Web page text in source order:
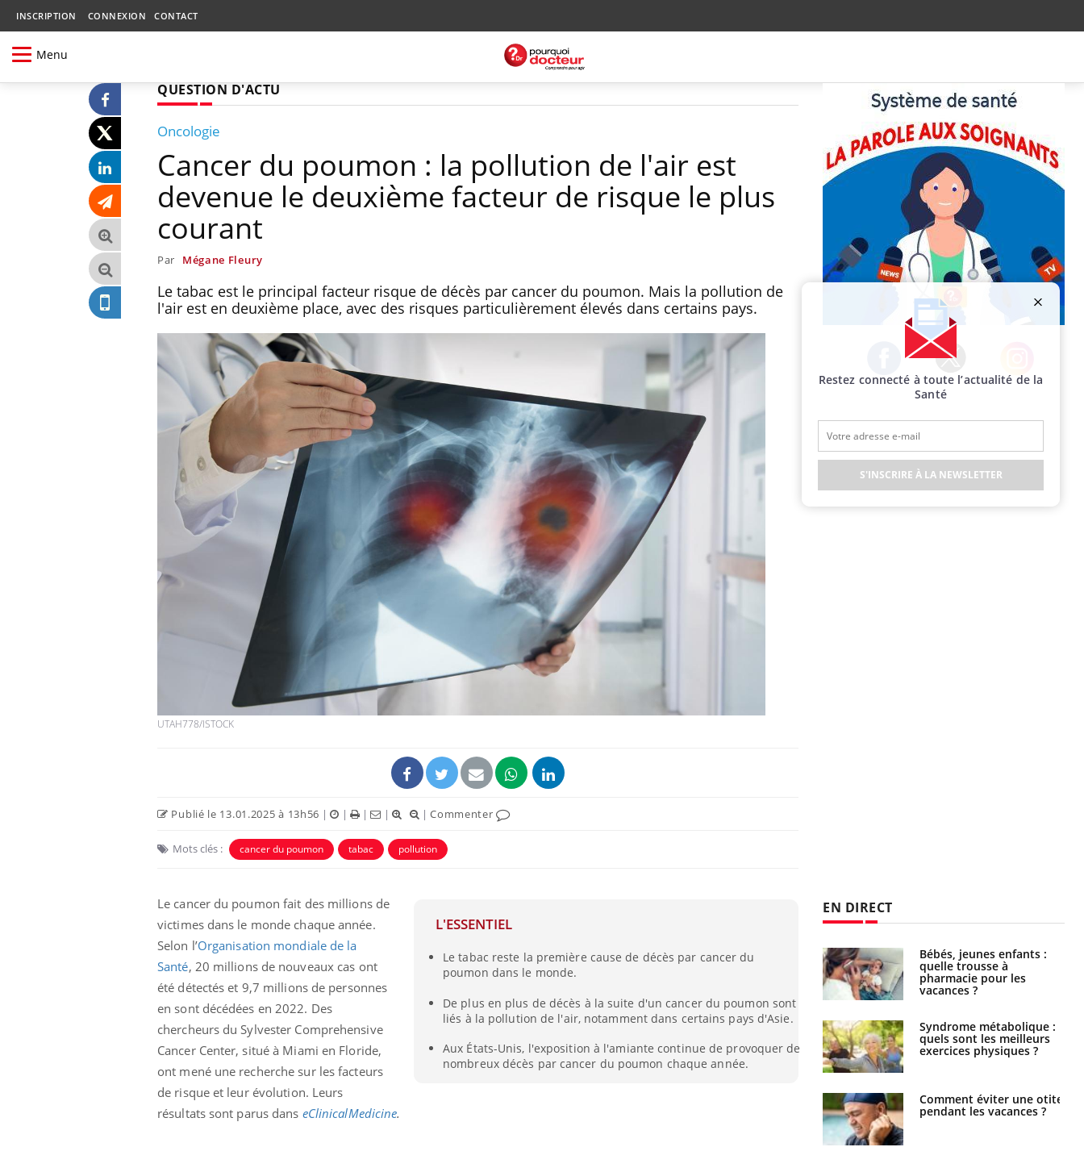
INSCRIPTION CONNEXION CONTACT
Menu
QUESTION D'ACTU
Oncologie
Cancer du poumon : la pollution de l'air est
devenue le deuxième facteur de risque le plus
courant
Par Mégane Fleury
Le tabac est le principal facteur risque de décès par cancer du poumon. Mais la pollution de
l'air est en deuxième place, avec des risques particulièrement élevés dans certains pays.
UTAH778/ISTOCK
Publié le 13.01.2025 à 13h56 | | | | |Commenter
Mots clés : cancer du poumon tabac pollution
L'ESSENTIEL
Le tabac reste la première cause de décès par cancer du
poumon dans le monde.
De plus en plus de décès à la suite d'un cancer du poumon sont
liés à la pollution de l'air, notamment dans certains pays d'Asie.
Aux États-Unis, l'exposition à l'amiante continue de provoquer de
nombreux décès par cancer du poumon chaque année.
Le cancer du poumon fait des millions de
victimes dans le monde chaque année.
Selon l’Organisation mondiale de la
Santé, 20 millions de nouveaux cas ont
été détectés et 9,7 millions de personnes
en sont décédées en 2022. Des
chercheurs du Sylvester Comprehensive
Cancer Center, situé à Miami en Floride,
ont mené une recherche sur les facteurs
de risque et leur évolution. Leurs
résultats sont parus dans eClinicalMedicine.
Facebook Twitter Instagram
EN DIRECT
Les crises d’angoisse
peuvent-elles survenir
Fatigue en vacances :
normal ou signe d’une
maladie ?
Et si les caries pouvaient
bientôt disparaître sans
plombage ?
Éclipse solaire du 12 août
: “Des verres adaptés,
c'est indispensable pour
Les troubles du sommeil
Bébés, jeunes enfants :
quelle trousse à
pharmacie pour les
vacances ?
Syndrome métabolique :
quels sont les meilleurs
exercices physiques ?
Comment éviter une otite
pendant les vacances ?
Hantavirus : un cas
détecté chez un touriste
en France
Mortalité infantile : un
rapport s’interroge sur
son taux élevé en France
Grossesse à risque : ce jus
naturel attire l'attention
des chercheurs
Restez connecté à toute l’actualité de la
Santé
S'INSCRIRE À LA NEWSLETTER